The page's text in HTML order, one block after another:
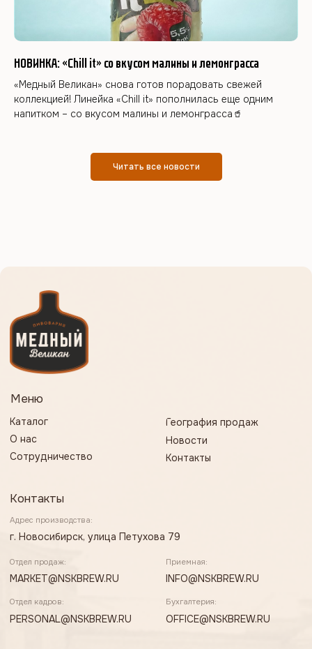
НОВИНКА: «Chill it» со вкусом малины и лемонграсса
«Медный Великан» снова готов порадовать свежей
коллекцией! Линейка «Chill it» пополнилась еще одним
напитком – со вкусом малины и лемонграсса🥤
Читать все новости